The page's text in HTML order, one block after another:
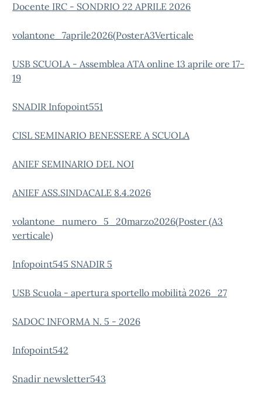
Docente IRC - SONDRIO 22 APRILE 2026
volantone_7aprile2026(PosterA3Verticale
USB SCUOLA - Assemblea ATA online 13 aprile ore 17-
19
SNADIR Infopoint551
CISL SEMINARIO BENESSERE A SCUOLA
ANIEF SEMINARIO DEL NOI
ANIEF ASS.SINDACALE 8.4.2026
volantone_numero_5_20marzo2026(Poster (A3
verticale)
Infopoint545 SNADIR 5
USB Scuola - apertura sportello mobilità 2026_27
SADOC INFORMA N. 5 - 2026
Infopoint542
Snadir newsletter543